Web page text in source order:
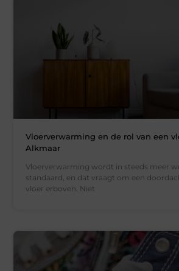
Vloerverwarming en de rol van een
Alkmaar
Vloerverwarming wordt in steeds meer
standaard, en dat vraagt om een
vloer erboven. Niet